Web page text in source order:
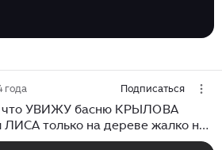
года Подписаться
УВИЖУ басню КРЫЛОВА
только на дереве жалко не
это.